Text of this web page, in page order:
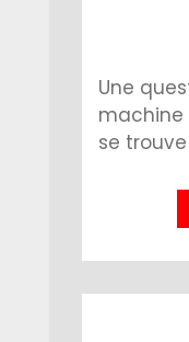
Une
machine
se